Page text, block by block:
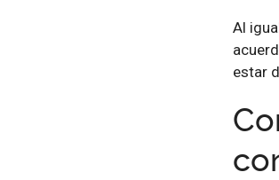
Al
estar